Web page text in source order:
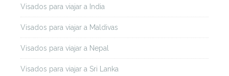
Visados para viajar a India
Visados para viajar a Maldivas
Visados para viajar a Nepal
Visados para viajar a Sri Lanka